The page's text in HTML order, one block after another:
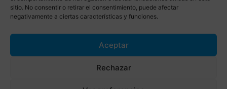
sitio. No consentir o retirar el consentimiento, puede afectar
negativamente a ciertas características y funciones.
Aceptar
Rechazar
© Torrevieja ON. Desarrollado por